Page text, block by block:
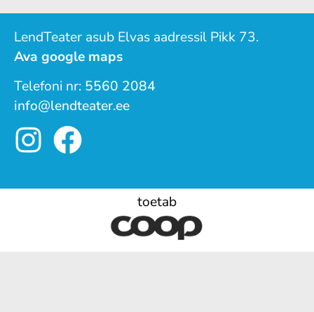
LendTeater asub Elvas aadressil Pikk 73.
Ava google maps
Telefoni nr: 5560 2084
info@lendteater.ee
toetab